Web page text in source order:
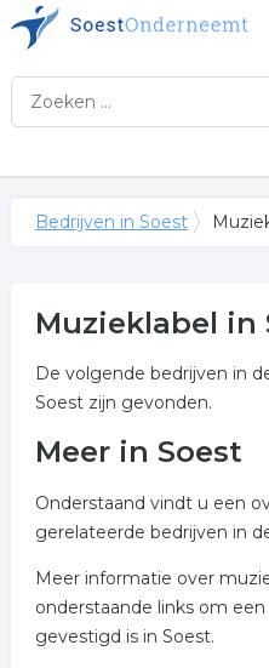
Bedrijven in Soest
Muzieklabel in
De volgende bedrijven in
Soest zijn gevonden.
Meer in Soest
Onderstaand vindt u een
gerelateerde bedrijven in
Meer informatie over
onderstaande links om
gevestigd is in Soest.